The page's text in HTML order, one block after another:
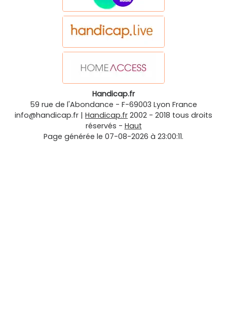
Handicap.fr
59 rue de l'Abondance - F-69003 Lyon France
info@handicap.fr | Handicap.fr 2002 - 2018 tous droits
réservés - Haut
Page générée le 07-08-2026 à 23:00:11.